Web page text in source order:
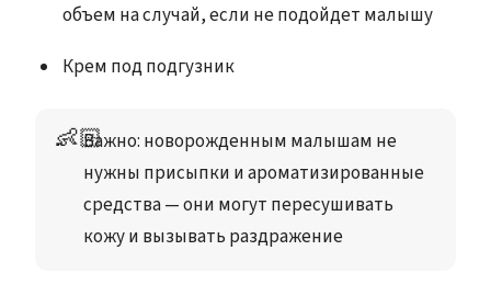
объем на случай, если не подойдет малышу
Крем под подгузник
👶🏻Важно: новорожденным малышам не
нужны присыпки и ароматизированные
средства — они могут пересушивать
кожу и вызывать раздражение